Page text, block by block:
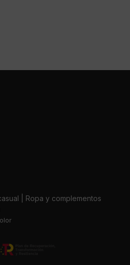
| Ropa y complementos